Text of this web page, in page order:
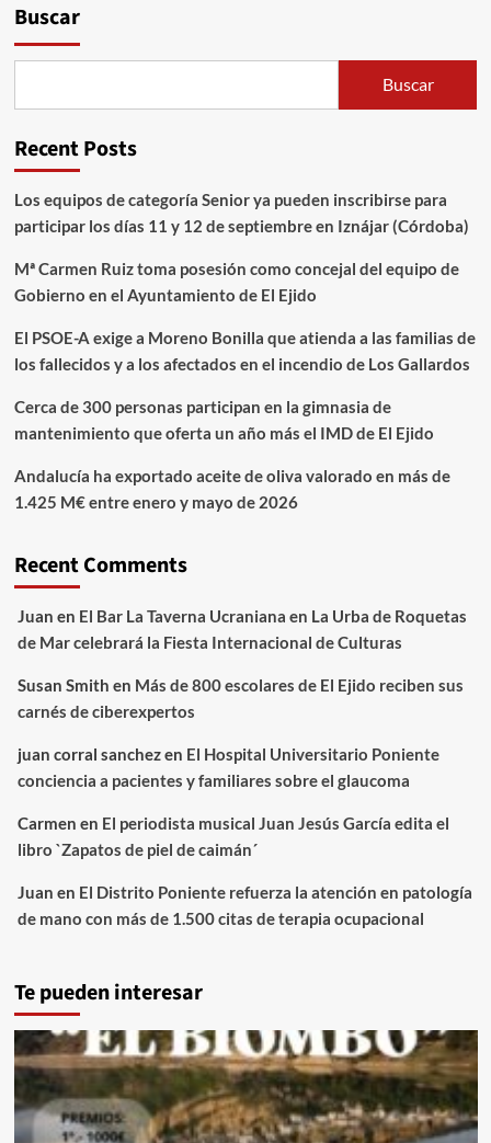
Buscar
Buscar
Recent Posts
Los equipos de categoría Senior ya pueden inscribirse para
participar los días 11 y 12 de septiembre en Iznájar (Córdoba)
Mª Carmen Ruiz toma posesión como concejal del equipo de
Gobierno en el Ayuntamiento de El Ejido
El PSOE-A exige a Moreno Bonilla que atienda a las familias de
los fallecidos y a los afectados en el incendio de Los Gallardos
Cerca de 300 personas participan en la gimnasia de
mantenimiento que oferta un año más el IMD de El Ejido
Andalucía ha exportado aceite de oliva valorado en más de
1.425 M€ entre enero y mayo de 2026
Recent Comments
Juan en El Bar La Taverna Ucraniana en La Urba de Roquetas
de Mar celebrará la Fiesta Internacional de Culturas
Susan Smith en Más de 800 escolares de El Ejido reciben sus
carnés de ciberexpertos
juan corral sanchezen El Hospital Universitario Poniente
conciencia a pacientes y familiares sobre el glaucoma
Carmen en El periodista musical Juan Jesús García edita el
libro `Zapatos de piel de caimán´
Juan en El Distrito Poniente refuerza la atención en patología
de mano con más de 1.500 citas de terapia ocupacional
Te pueden interesar